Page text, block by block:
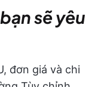
sẽ yêu
đơn giá và chi